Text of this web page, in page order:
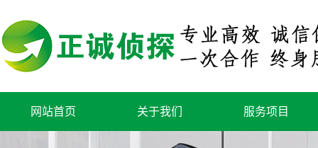
网站首页 关于我们 服务项目